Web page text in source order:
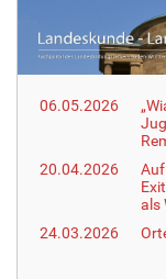
:
06.05.2026
20.04.2026
Auf
als
24.03.2026